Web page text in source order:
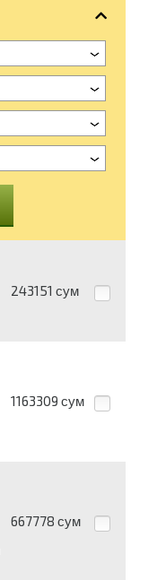
243151 сум
1163309 сум
667778 сум